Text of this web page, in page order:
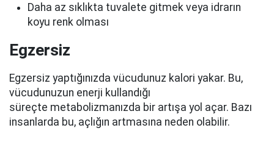
Daha az sıklıkta tuvalete gitmek veya idrarın
koyu renk olması
Egzersiz
Egzersiz yaptığınızda vücudunuz kalori yakar. Bu,
vücudunuzun enerji kullandığı
süreçte metabolizmanızda bir artışa yol açar. Bazı
insanlarda bu, açlığın artmasına neden olabilir.